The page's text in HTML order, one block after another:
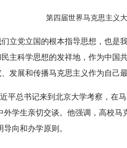
第四届世界马克思主义
立党立国的根本指导思想，也是
主科学思想的发祥地，作为中国
发展和传播马克思主义作为自己
平总书记来到北京大学考察，在
外学生亲切交谈。他强调，高校马
向和办学原则。